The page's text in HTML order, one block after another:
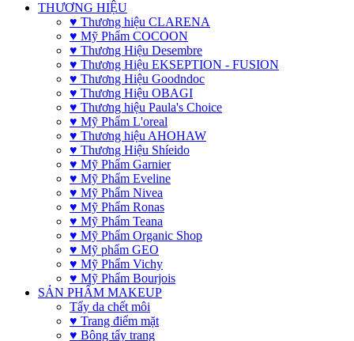
THƯƠNG HIỆU
♥ Thương hiệu CLARENA
♥ Mỹ Phẩm COCOON
♥ Thương Hiệu Desembre
♥ Thương Hiệu EKSEPTION - FUSION
♥ Thương Hiệu Goodndoc
♥ Thương Hiệu OBAGI
♥ Thương hiệu Paula's Choice
♥ Mỹ Phẩm L'oreal
♥ Thương hiệu AHOHAW
♥ Thương Hiệu Shíeido
♥ Mỹ Phẩm Garnier
♥ Mỹ Phẩm Eveline
♥ Mỹ Phẩm Nivea
♥ Mỹ Phẩm Ronas
♥ Mỹ Phẩm Teana
♥ Mỹ Phẩm Organic Shop
♥ Mỹ phẩm GEO
♥ Mỹ Phẩm Vichy
♥ Mỹ Phẩm Bourjois
SẢN PHẨM MAKEUP
Tẩy da chết môi
♥ Trang điểm mặt
♥ Bông tẩy trang